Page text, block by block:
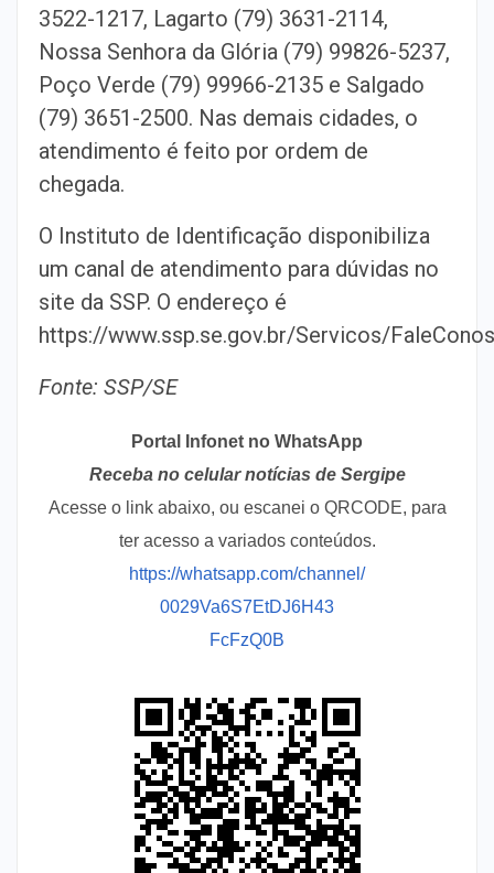
3522-1217, Lagarto (79) 3631-2114,
Nossa Senhora da Glória (79) 99826-5237,
Poço Verde (79) 99966-2135 e Salgado
(79) 3651-2500. Nas demais cidades, o
atendimento é feito por ordem de
chegada.
O Instituto de Identificação disponibiliza
um canal de atendimento para dúvidas no
site da SSP. O endereço é
https://www.ssp.se.gov.br/Servicos/
Fonte: SSP/SE
Portal Infonet no WhatsApp
Receba no celular notícias de Sergipe
Acesse o link abaixo, ou escanei o QRCODE, para
ter acesso a variados conteúdos.
https://whatsapp.com/channel/
0029Va6S7EtDJ6H43
FcFzQ0B